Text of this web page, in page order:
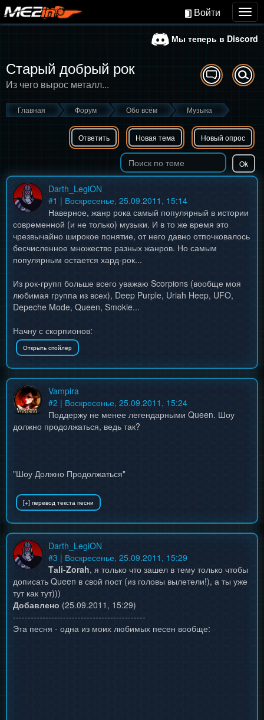
Войти
Мы теперь в Discord
Старый добрый рок
Из чего вырос металл...
Главная Форум Обо всём Музыка
Ответить Новая тема Новый опрос
Darth_LegiON
#1 | Воскресенье, 25.09.2011, 15:14
Наверное, жанр рока самый популярный в истории
современной (и не только) музыки. И в то же время это
чрезвычайно широкое понятие, от него давно отпочковалось
бесчисленное множество разных жанров. Но самым
популярным остается хард-рок...
Из рок-групп больше всего уважаю Scorpions (вообще моя
любимая группа из всех), Deep Purple, Uriah Heep, UFO,
Depeche Mode, Queen, Smokie...
Начну с скорпионов:
Vampira
#2 | Воскресенье, 25.09.2011, 15:24
Поддержу не менее легендарными Queen. Шоу
должно продолжаться, ведь так?
"Шоу Должно Продолжаться"
Darth_LegiON
#3 | Воскресенье, 25.09.2011, 15:29
Tаli-Zorah, я только что зашел в тему только чтобы
дописать Queen в свой пост (из головы вылетели!), а ты уже
тут как тут)))
Добавлено (25.09.2011, 15:29)
---------------------------------------------
Эта песня - одна из моих любимых песен вообще: